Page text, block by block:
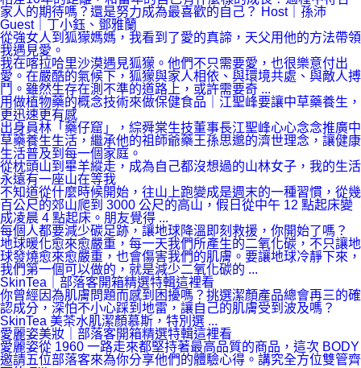
家人的期待嗎？還是努力成為最喜歡的自己？ Host｜孫沛
Guest｜丁小鈺、鄧雅蘭
從強女人到狐獴媽媽，我看到了愛的真諦，天父用他的方法帶領
我遇見愛。
我在喀拉哈里沙漠遇見狐獴。他們不只需要愛，也很樂意付出
愛。在嚴酷的氣候下，狐獴與家人相依、與環境共處、與敵人搏
鬥。雖然生存在測不準的道路上，或許需要奇 ...
用做植物藥的概念技術來做保健食品｜江聖峰要讓中草藥養生，
更迅速更有感
出身員林「藥仔窟」，綜舜棠生技董事長江聖峰心心念念推廣中
草藥養生生活，繼承他的祖師爺藥王孫思邈的濟世理念，讓健康
生活普及到每一個家庭。
從枕頭山到畢羊縱走，成為自己都沒想過的山林女子，我的生活
永遠有一座山在等我
不知道從什麼時候開始，往山上跑變成是週末的一種習慣，從幾
百公尺的郊山爬到 3000 公尺的高山，假日從中午 12 點起床變
成凌晨 4 點起床。朋友覺得 ...
每個人都要減少碳足跡，讓地球降溫即刻救援，你開始了嗎？
地球暖化愈來愈嚴重，每一天我們所產生的二氧化碳，不只讓地
球發燒愈來愈嚴重，也會傷害我們的肌膚。要讓地球冷靜下來，
我們第一個可以做的，就是減少二氧化碳的 ...
SkinTea｜部落客開箱精選特輯這裡看
你曾經因為肌膚問題而感到困擾嗎？挑選潔顏產品總會再三的確
認成分，深怕不小心踩到地雷，讓自己的肌膚受到波及嗎？
SkinTea 美茶水肌潔顏慕斯，特別選 ...
愛麗姿美妝｜部落客開箱精選特輯這裡看
愛麗姿從 1960 一路走來都堅持著最高品質的商品，這次 BODY
邀請五位部落客來為你分享他們的體驗心得。講究全方位雙管齊